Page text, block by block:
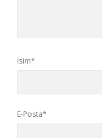
İsim*
E-Posta*